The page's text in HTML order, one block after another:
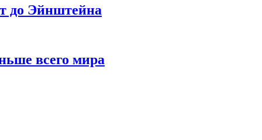
до Эйнштейна
всего мира